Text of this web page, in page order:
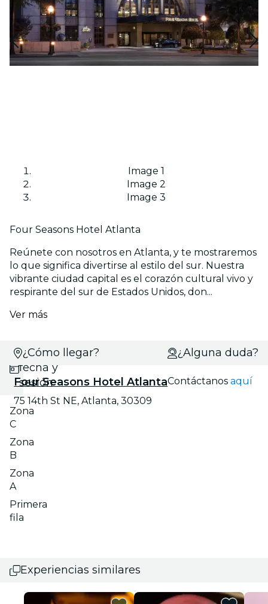
Image 1
Image 2
Image 3
Four Seasons Hotel Atlanta
Reúnete con nosotros en Atlanta, y te mostraremos
lo que significa divertirse al estilo del sur. Nuestra
vibrante ciudad capital es el corazón cultural vivo y
respirante del sur de Estados Unidos, don...
Ver más
Selecciona
fecha y
sesión
Zona
C
Zona
B
Zona
A
Primera
fila
¿Cómo llegar?
Four Seasons Hotel Atlanta
75 14th St NE, Atlanta, 30309
¿Alguna duda?
Contáctanosaquí
Experiencias similares